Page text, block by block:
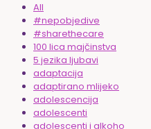
All
#nepobjedive
#sharethecare
100 lica majčinstva
5 jezika ljubavi
adaptacija
adaptirano mlijeko
adolescencija
adolescenti
adolescenti i alkoho